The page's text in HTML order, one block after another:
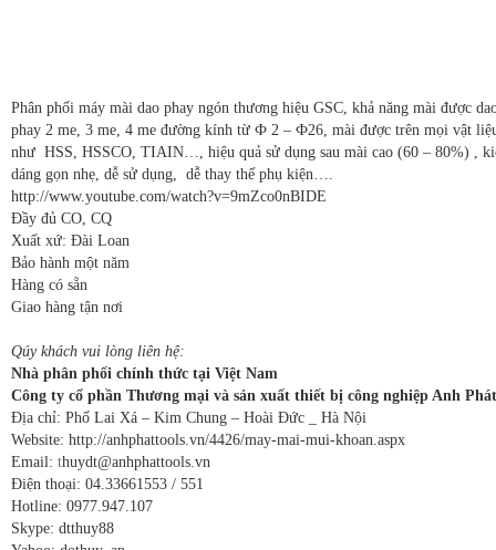
Phân phối máy mài dao phay ngón thương hiệu GSC, khả năng mài được
phay 2 me, 3 me, 4 me đường kính từ Ф 2 – Ф26, mài được trên mọi vật
như HSS, HSSCO, TIAIN…, hiệu quả sử dụng sau mài cao (60 – 80%) ,
dáng gọn nhẹ, dễ sử dụng, dễ thay thế phụ kiện….
http://www.youtube.com/watch?v=9mZco0nBIDE
Đầy đủ CO, CQ
Xuất xứ: Đài Loan
Bảo hành một năm
Hàng có sẵn
Giao hàng tận nơi
Qúy khách vui lòng liên hệ:
Nhà phân phối chính thức tại Việt Nam
Công ty cổ phần Thương mại và sản xuất thiết bị công nghiệp Anh Phát
Địa chỉ: Phố Lai Xá – Kim Chung – Hoài Đức _ Hà Nội
Website: http://anhphattools.vn/4426/may-mai-mui-khoan.aspx
Email: thuydt@anhphattools.vn
Điện thoại: 04.33661553 / 551
Hotline: 0977.947.107
Skype: dtthuy88